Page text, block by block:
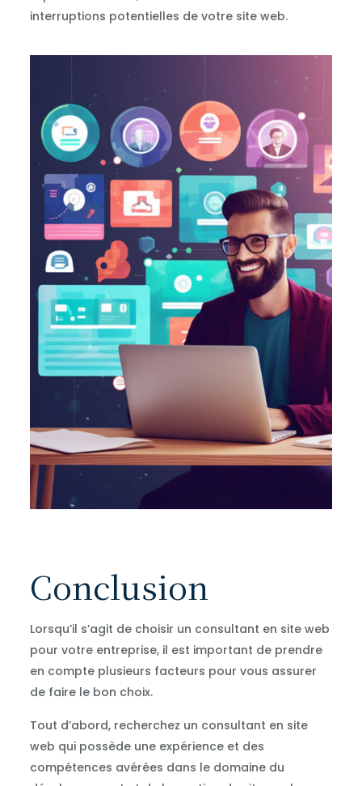
interruptions potentielles de votre site web.
Conclusion
Lorsqu’il s’agit de choisir un consultant en site web
pour votre entreprise, il est important de prendre
en compte plusieurs facteurs pour vous assurer
de faire le bon choix.
Tout d’abord, recherchez un consultant en site
web qui possède une expérience et des
compétences avérées dans le domaine du